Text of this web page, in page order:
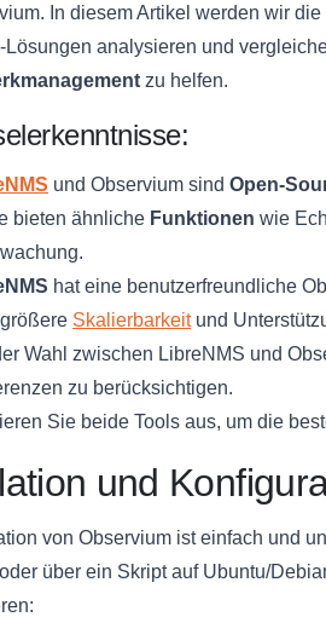
In diesem Artikel werden wir die
Lösungen analysieren und
zu helfen.
und Observium sind Open-
bieten ähnliche Funktionen wie
hat eine benutzerfreundliche
Skalierbarkeitund
Wahl zwischen LibreNMS und
zu berücksichtigen.
Sie beide Tools aus, um die
und
von Observium ist einfach und
über ein Skript auf Ubuntu/